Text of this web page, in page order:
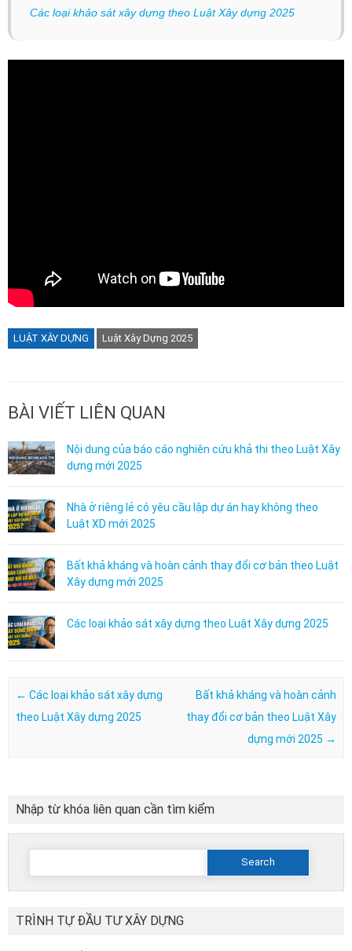
Các loại khảo sát xây dựng theo Luật Xây dựng 2025
LUẬT XÂY DỰNG Luật Xây Dựng 2025
BÀI VIẾT LIÊN QUAN
Nội dung của báo cáo nghiên cứu khả thi theo Luật Xây
dựng mới 2025
Nhà ở riêng lẻ có yêu cầu lập dự án hay không theo
Luật XD mới 2025
Bất khả kháng và hoàn cảnh thay đổi cơ bản theo Luật
Xây dựng mới 2025
Các loại khảo sát xây dựng theo Luật Xây dựng 2025
Post navigation
← Các loại khảo sát xây dựng
theo Luật Xây dựng 2025
Bất khả kháng và hoàn cảnh
thay đổi cơ bản theo Luật Xây
dựng mới 2025 →
Nhập từ khóa liên quan cần tìm kiểm
Search
TRÌNH TỰ ĐẦU TƯ XÂY DỰNG